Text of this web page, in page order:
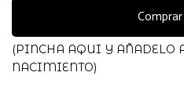
(PINCHA AQUI Y AÑADELO
NACIMIENTO)